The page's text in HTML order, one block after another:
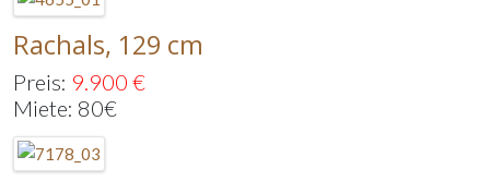
Rachals, 129 cm
Preis: 9.900 €
Miete: 80€